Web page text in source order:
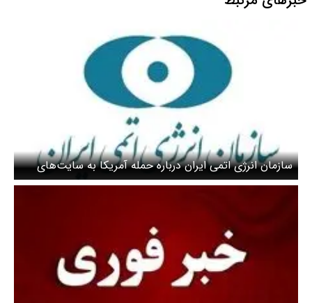
سازمان انرژی اتمی ایران درباره حمله آمریکا به سایت‌های
هسته‌ای بیانیه داد